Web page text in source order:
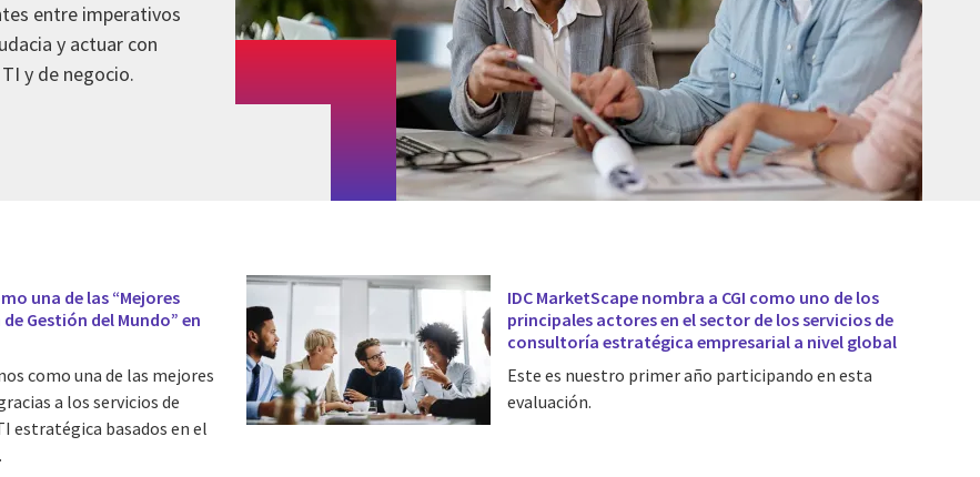
entre imperativos
y actuar con
y de negocio.
una de las “Mejores
Gestión del Mundo” en
como una de las mejores
a los servicios de
estratégica basados en el
IDC MarketScape nombra a CGI como uno de los
principales actores en el sector de los servicios de
consultoría estratégica empresarial a nivel global
Este es nuestro primer año participando en esta
evaluación.